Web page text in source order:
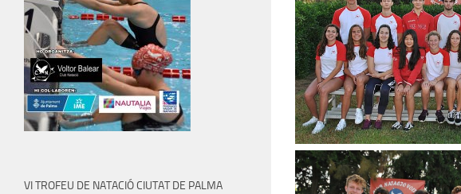
VI TROFEU DE NATACIÓ CIUTAT DE PALMA